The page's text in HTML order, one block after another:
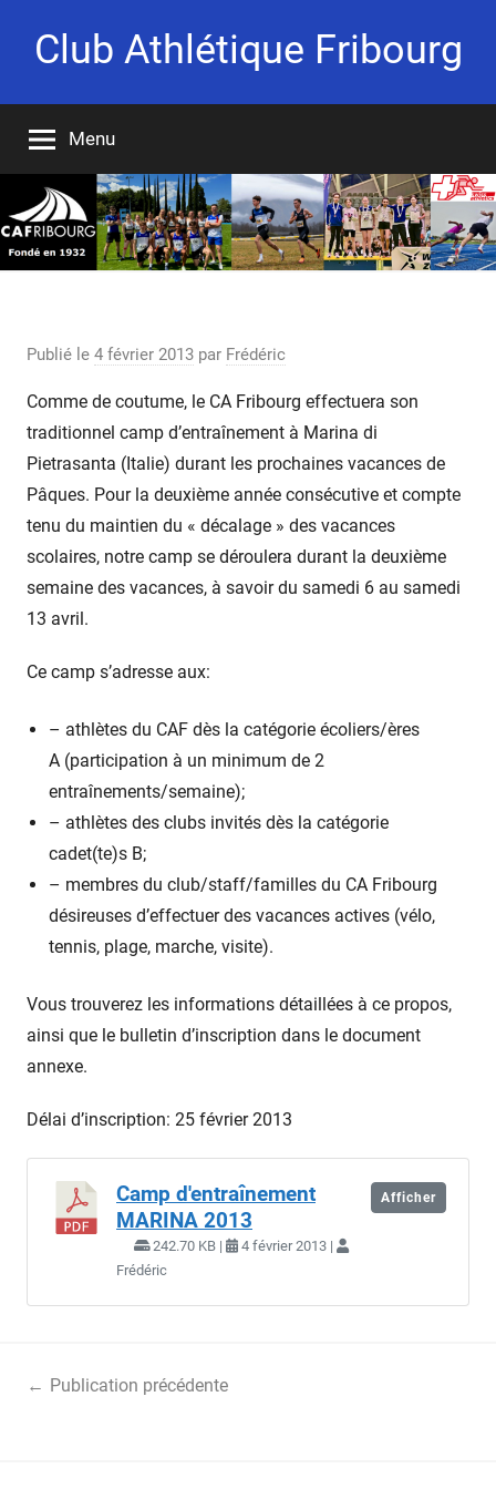
Club Athlétique Fribourg
1932
Menu
Publié le 4 février 2013 par Frédéric
Comme de coutume, le CA Fribourg effectuera son
traditionnel camp d’entraînement à Marina di
Pietrasanta (Italie) durant les prochaines vacances de
Pâques. Pour la deuxième année consécutive et compte
tenu du maintien du « décalage » des vacances
scolaires, notre camp se déroulera durant la deuxième
semaine des vacances, à savoir du samedi 6 au samedi
13 avril.
Ce camp s’adresse aux:
– athlètes du CAF dès la catégorie écoliers/ères
A (participation à un minimum de 2
entraînements/semaine);
– athlètes des clubs invités dès la catégorie
cadet(te)s B;
– membres du club/staff/familles du CA Fribourg
désireuses d’effectuer des vacances actives (vélo,
tennis, plage, marche, visite).
Vous trouverez les informations détaillées à ce propos,
ainsi que le bulletin d’inscription dans le document
annexe.
Délai d’inscription: 25 février 2013
Camp d'entraînement
MARINA 2013
242.70 KB |
4 février 2013 |
Frédéric
Afficher
Publication précédente